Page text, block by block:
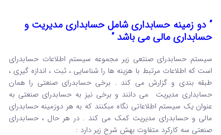
” دو زمینه حسابداری شامل حسابداری مدیریت و
حسابداری مالی می باشد “
سیستم حسابدرای صنتعی زیر مجموعه سیستم اطلاعات حسابدرای
است که اطلاعات مرتبط با هزینه ها را شناسایی ، ثبت ، اندازه گیری ،
طبقه بندی و گزارش می کند . برخی حسابدرای صنعتی را همان
حسابداری مدیریت می دانند و برخی نیز به حسابدرای صنعتی به
عنوان یک سیستم اطلاعاتی نگاه مبکنند که به هر دوزمینه حسابدرای
مالی و حسابدرای مدیریت کمک می کند . در هر حال ، حسابدرای
صنعتی سه کارکرد متفاوت بهش شرح زیر دارد :